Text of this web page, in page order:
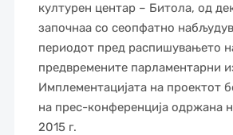
културен центар – Битола, од
започнаа со сеопфатно
периодот пред распишувањето
предвремените парламентарни
Имплементацијaта на проектот
на прес-конференција одржана
2015 г.